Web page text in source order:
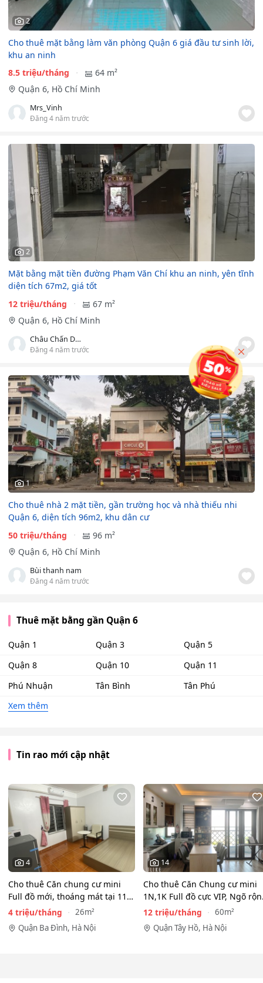
2
Cho thuê mặt bằng làm văn phòng Quận 6 giá đầu tư sinh lời,
khu an ninh
8.5 triệu/tháng
64 m²
Quận 6, Hồ Chí Minh
Mrs_Vinh
Đăng 4 năm trước
2
Mặt bằng mặt tiền đường Phạm Văn Chí khu an ninh, yên tĩnh
diện tích 67m2, giá tốt
12 triệu/tháng
67 m²
Quận 6, Hồ Chí Minh
Châu Chấn Dân
Đăng 4 năm trước
1
Cho thuê nhà 2 mặt tiền, gần trường học và nhà thiếu nhi
Quận 6, diện tích 96m2, khu dân cư
50 triệu/tháng
96 m²
Quận 6, Hồ Chí Minh
Bùi thanh nam
Đăng 4 năm trước
Thuê mặt bằng gần Quận 6
Quận 1 Quận 3
Quận 5
Quận 8
Quận 10
Quận 11
Phú Nhuận
Tân Bình
Tân Phú
Xem thêm
Tin rao mới cập nhật
4
Cho thuê Căn chung cư mini
Full đồ mới, thoáng mát tại 116
Phan Kế Bính, Ba…
4 triệu/tháng
26m²
Quận Ba Đình, Hà Nội
14
Cho thuê Căn Chung cư mini
1N,1K Full đồ cực VIP, Ngõ
View toàn mặt hồ…
12 triệu/tháng
60m²
Quận Tây Hồ, Hà Nội